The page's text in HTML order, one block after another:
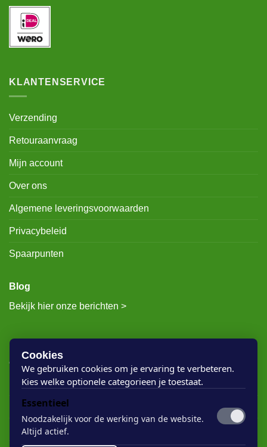
KLANTENSERVICE
Verzending
Retouraanvraag
Mijn account
Over ons
Algemene leveringsvoorwaarden
Privacybeleid
Spaarpunten
Blog
Bekijk hier onze berichten >
Rigostep Skylt
Rubio Monocoat Oil Plus 2c
Houten vloer lak
Cookies
We gebruiken cookies om je ervaring te verbeteren.
Kies welke optionele categorieen je toestaat.
Essentieel
Noodzakelijk voor de werking van de website.
Altijd actief.